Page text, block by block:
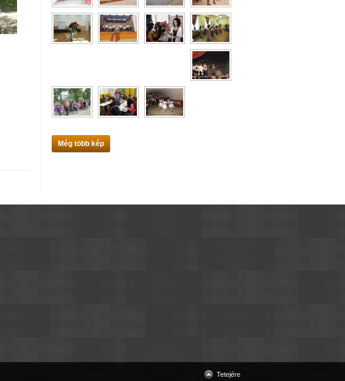
Még több kép
Tetejére